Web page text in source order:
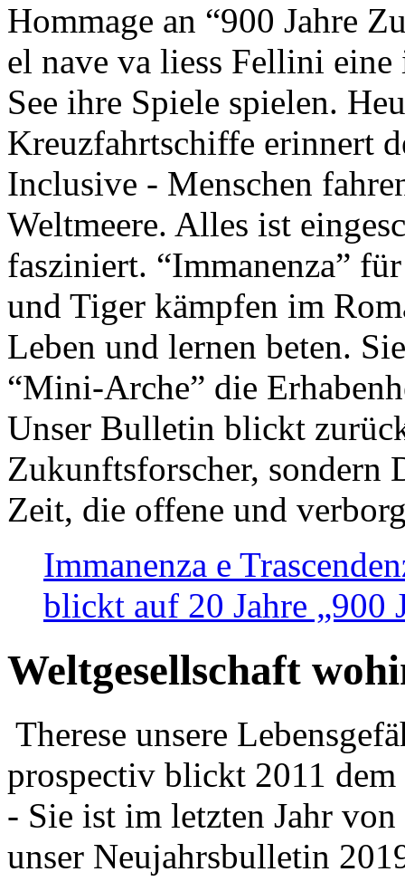
Hommage an “900 Jahre
el nave va liess Fellini
See ihre Spiele spielen.
Kreuzfahrtschiffe erinnert
Inclusive - Menschen
Weltmeere. Alles ist
fasziniert. “Immanenza”
und Tiger kämpfen im
Leben und lernen beten.
“Mini-Arche” die
Unser Bulletin blickt
Zukunftsforscher, sondern
Zeit, die offene und
Immanenza e
blickt auf 20 Jahre „900
Weltgesellschaft
Therese unsere
prospectiv blickt 2011
- Sie ist im letzten Jahr
unser Neujahrsbulletin